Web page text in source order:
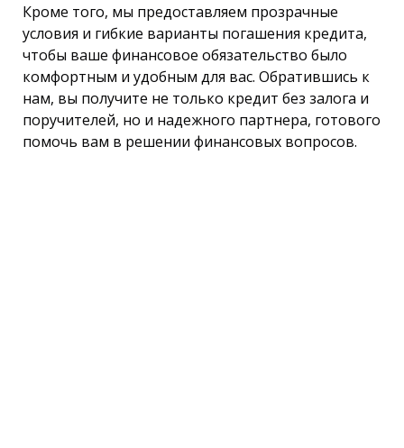
Кроме того, мы предоставляем прозрачные
условия и гибкие варианты погашения кредита,
чтобы ваше финансовое обязательство было
комфортным и удобным для вас. Обратившись к
нам, вы получите не только кредит без залога и
поручителей, но и надежного партнера, готового
помочь вам в решении финансовых вопросов.